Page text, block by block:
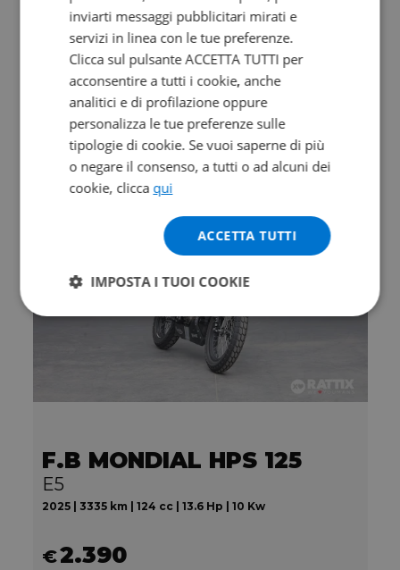
Promo
KAWASAKI Versys 650
BK2 Abs my24
2024 | 5000 km | 649 cc | 67 Hp | 49 Kw
5.950 €111/mese
F.B MONDIAL HPS 125
E5
2025 | 3335 km | 124 cc | 13.6 Hp | 10 Kw
€2.390
inviarti messaggi pubblicitari mirati e
servizi in linea con le tue preferenze.
Clicca sul pulsante ACCETTA TUTTI per
acconsentire a tutti i cookie, anche
analitici e di profilazione oppure
personalizza le tue preferenze sulle
tipologie di cookie. Se vuoi saperne di più
o negare il consenso, a tutti o ad alcuni dei
cookie, clicca qui
ACCETTA TUTTI
IMPOSTA I TUOI COOKIE